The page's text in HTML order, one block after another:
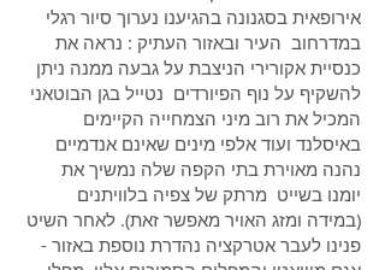
אירופאית בסגנונה בהגיענו נערוך סיור רגלי
במדרחוב העיר ובאזור העתיק : נראה את
כנסיית אקורירי הניצבת על גבעה ממנה ניתן
להשקיף על נוף הפיורדים נטייל בגן הבוטאני
המכיל את רוב מיני הצמחייה הקיימים
באיסלנד ועוד אלפי מינים שאינם אנדמיים
נהנה מאוירת בתי הקפה שלה נמשיך את
יומנו בשייט מרתק של צפיה בלוויתנים
(במידה ומזג האויר מאפשר זאת). לאחר השיט
פנינו לעבר אטרקציה נהדרת נוספת באזור -